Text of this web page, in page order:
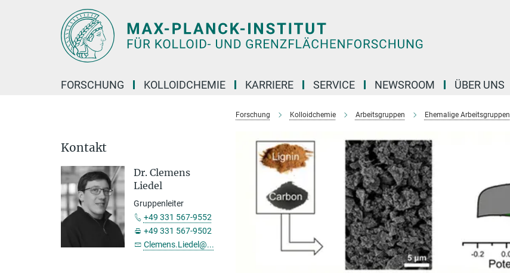
FORSCHUNG KOLLOIDCHEMIE KARRIERE SERVICE NEWSROOM ÜBER UNS
Forschung Kolloidchemie Arbeitsgruppen Ehemalige Arbeitsgruppen
Kontakt
Dr. Clemens
Liedel
Gruppenleiter
+49 331 567-9552
+49 331 567-9502
Clemens.Liedel@...